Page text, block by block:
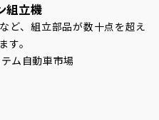
組立機
ど、組立部品が数十点を超え
す。
ム自動車市場